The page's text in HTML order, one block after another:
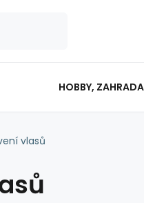
HOBBY, ZAHRADA
vlasů